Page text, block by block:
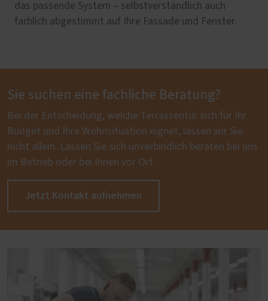
das passende System – selbstverständlich auch
farblich abgestimmt auf Ihre Fassade und Fenster.
Sie suchen eine fachliche Beratung?
Bei der Entscheidung, welche Terrassentür sich für Ihr
Budget und Ihre Wohnsituation eignet, lassen wir Sie
nicht allein. Lassen Sie sich unverbindlich beraten bei uns
im Betrieb oder bei Ihnen vor Ort.
Jetzt Kontakt aufnehmen